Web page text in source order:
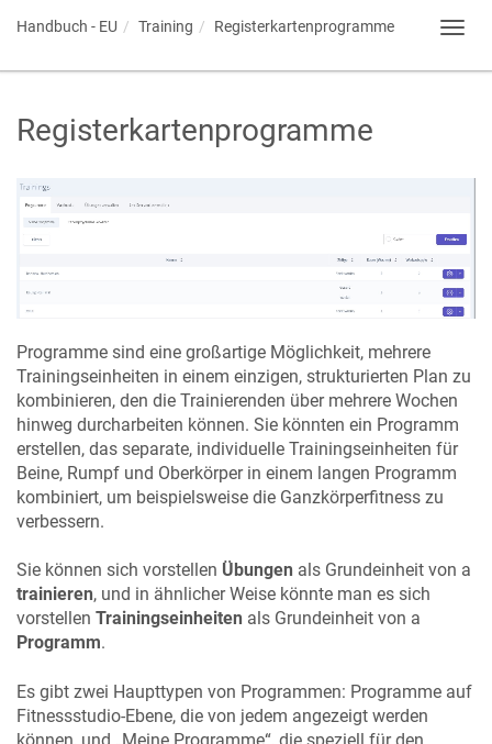
Handbuch - EU Training Registerkartenprogramme
Registerkartenprogramme
Programme sind eine großartige Möglichkeit, mehrere
Trainingseinheiten in einem einzigen, strukturierten Plan zu
kombinieren, den die Trainierenden über mehrere Wochen
hinweg durcharbeiten können. Sie könnten ein Programm
erstellen, das separate, individuelle Trainingseinheiten für
Beine, Rumpf und Oberkörper in einem langen Programm
kombiniert, um beispielsweise die Ganzkörperfitness zu
verbessern.
Sie können sich vorstellen Übungen als Grundeinheit von a
trainieren, und in ähnlicher Weise könnte man es sich
vorstellen Trainingseinheiten als Grundeinheit von a
Programm.
Es gibt zwei Haupttypen von Programmen: Programme auf
Fitnessstudio-Ebene, die von jedem angezeigt werden
können, und „Meine Programme“, die speziell für den